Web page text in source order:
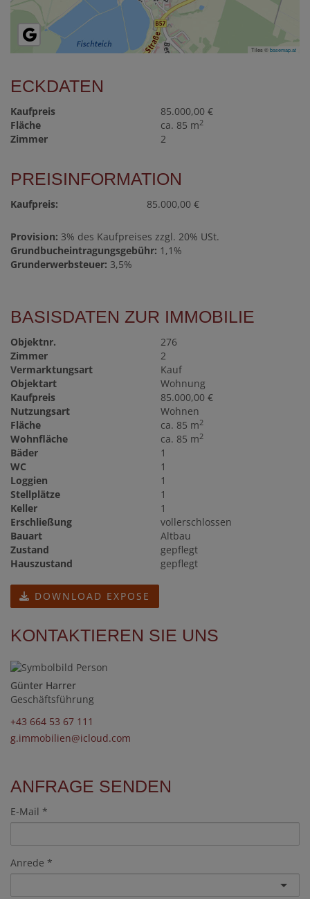
Tiles ©basemap.at
ECKDATEN
Kaufpreis
85.000,00 €
Fläche
ca. 85 m2
Zimmer 2
PREISINFORMATION
Kaufpreis: 85.000,00 €
Provision: 3% des Kaufpreises zzgl. 20% USt.
Grundbucheintragungsgebühr: 1,1%
Grunderwerbsteuer: 3,5%
BASISDATEN ZUR IMMOBILIE
Objektnr.
276
Zimmer
2
Vermarktungsart
Kauf
Objektart
Wohnung
Kaufpreis
85.000,00 €
Nutzungsart
Wohnen
Fläche
ca. 85 m2
Wohnfläche ca. 85 m2
Bäder
1
WC
1
Loggien
1
Stellplätze
1
Keller
1
Erschließung
vollerschlossen
Bauart
Altbau
Zustand
gepflegt
Hauszustand
gepflegt
DOWNLOAD EXPOSE
KONTAKTIEREN SIE UNS
Günter Harrer
Geschäftsführung
+43 664 53 67 111
g.immobilien@icloud.com
ANFRAGE SENDEN
E-Mail
Anrede